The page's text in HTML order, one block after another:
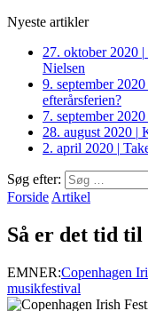
Nyeste artikler
27. oktober 2020 |
Nielsen
9. september 2020
efterårsferien?
7. september 2020
28. august 2020 |
2. april 2020 |
Søg efter:
Forside Artikel
Så er det tid til
EMNER:Copenhagen
musikfestival